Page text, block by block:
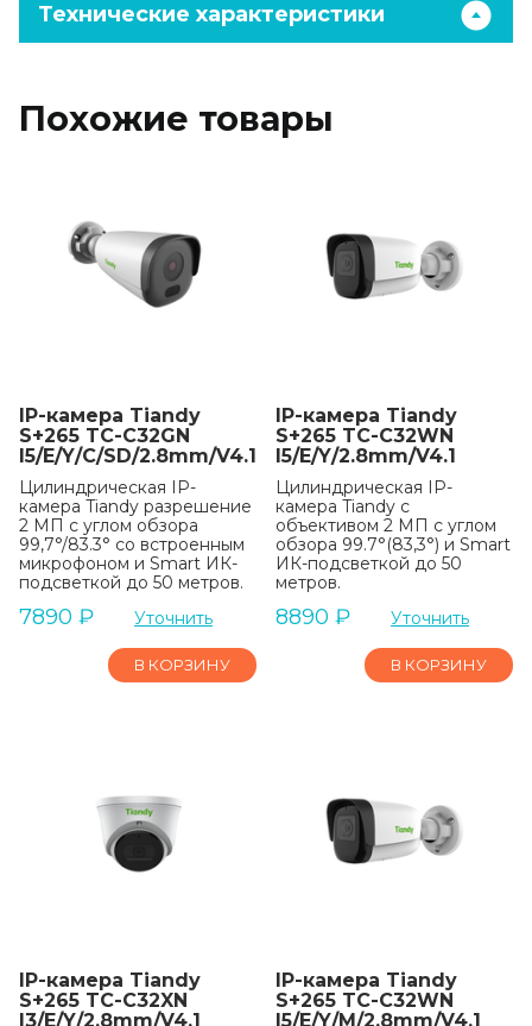
Технические характеристики
Похожие товары
IP-камера Tiandy
S+265 TC-C32GN
I5/E/Y/C/SD/2.8mm/V4.1
Цилиндрическая IP-
камера Tiandy разрешение
2 МП с углом обзора
99,7°/83.3° со встроенным
микрофоном и Smart ИК-
подсветкой до 50 метров.
7890 ₽ Уточнить
В КОРЗИНУ
IP-камера Tiandy
S+265 TC-C32WN
I5/E/Y/2.8mm/V4.1
Цилиндрическая IP-
камера Tiandy с
объективом 2 МП с углом
обзора 99.7°(83,3°) и Smart
ИК-подсветкой до 50
метров.
8890 ₽ Уточнить
В КОРЗИНУ
IP-камера Tiandy
S+265 TC-C32XN
I3/E/Y/2.8mm/V4.1
IP-камера Tiandy
S+265 TC-C32WN
I5/E/Y/M/2.8mm/V4.1